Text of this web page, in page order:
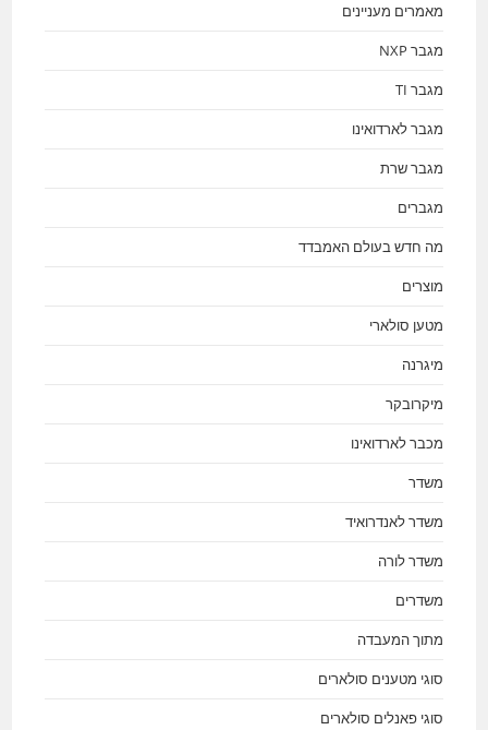
מאמרים מעניינים
מגבר NXP
מגבר TI
מגבר לארדואינו
מגבר שרת
מגברים
מה חדש בעולם האמבדד
מוצרים
מטען סולארי
מיגרנה
מיקרובקר
מכבר לארדואינו
משדר
משדר לאנדרואיד
משדר לורה
משדרים
מתוך המעבדה
סוגי מטענים סולארים
סוגי פאנלים סולארים